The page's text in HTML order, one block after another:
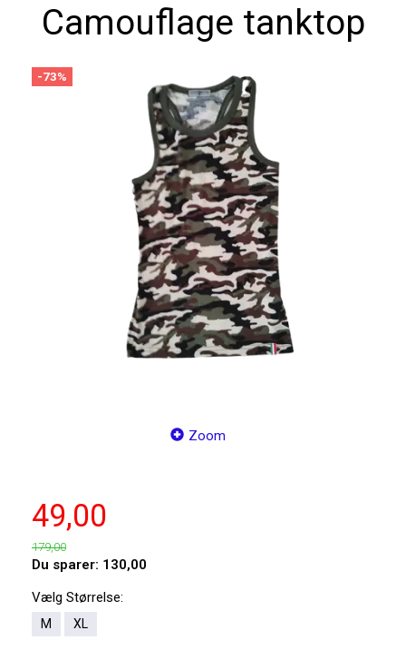
Camouflage tanktop
-73%
Zoom
49,00
179,00
Du sparer: 130,00
Vælg Størrelse:
M XL